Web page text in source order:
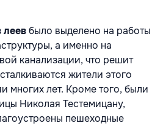
леевбыло выделено на работы
а именно на
канализации, что решит
жители этого
многих лет. Кроме того, были
Николая Тестемицану,
пешеходные